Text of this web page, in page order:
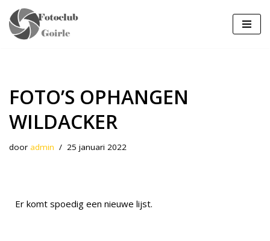
Ga
FOTO’S OPHANGEN
WILDACKER
door admin 25 januari 2022
Er komt spoedig een nieuwe lijst.